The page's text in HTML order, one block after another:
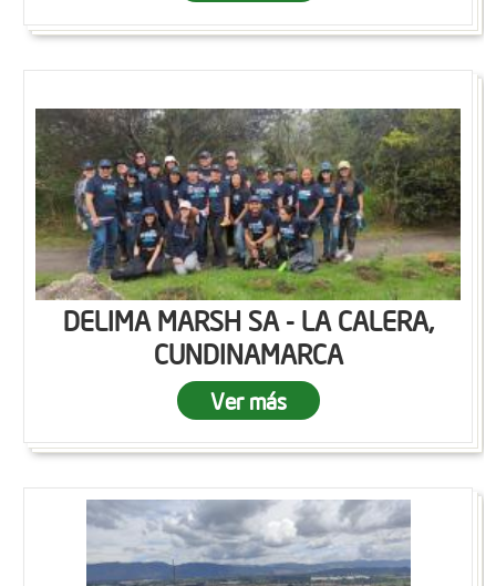
DELIMA MARSH SA - LA CALERA,
CUNDINAMARCA
Ver más